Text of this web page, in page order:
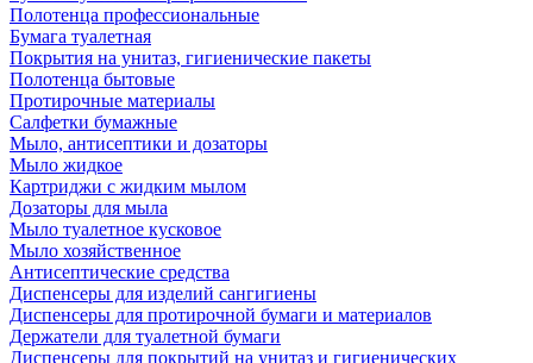
Полотенца профессиональные
Бумага туалетная
Покрытия на унитаз, гигиенические пакеты
Полотенца бытовые
Протирочные материалы
Салфетки бумажные
Мыло, антисептики и дозаторы
Мыло жидкое
Картриджи с жидким мылом
Дозаторы для мыла
Мыло туалетное кусковое
Мыло хозяйственное
Антисептические средства
Диспенсеры для изделий сангигиены
Диспенсеры для протирочной бумаги и материалов
Держатели для туалетной бумаги
Диспенсеры для покрытий на унитаз и гигиенических